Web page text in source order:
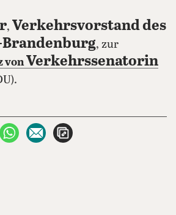
, Verkehrsvorstand des
, zur
vonVerkehrssenatorin
teilen
auf X teilenper WhatsApp teilen
per E-Mail teilen